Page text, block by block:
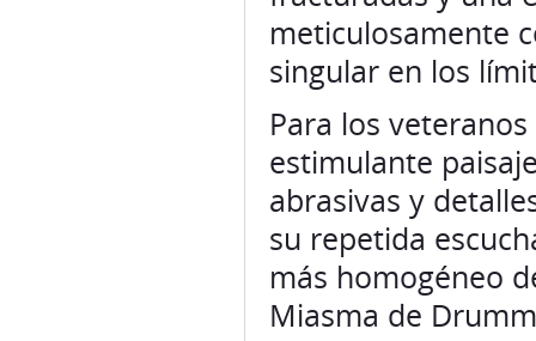
meticulosamente
singular en los
Para los
estimulante
abrasivas y
su repetida
más homogéneo
Miasma de